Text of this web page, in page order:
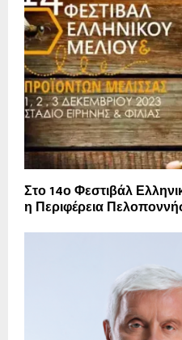
Στο 14ο Φεστιβάλ
η Περιφέρεια